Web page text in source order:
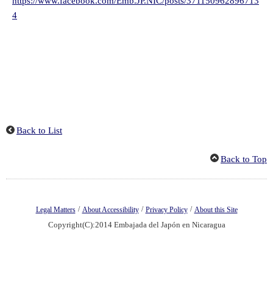
4
Back to List
Back to Top
Legal Matters / About Accessibility / Privacy Policy / About this Site
Copyright(C):2014 Embajada del Japón en Nicaragua